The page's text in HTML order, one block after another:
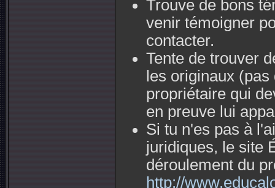
Trouve de bons
venir témoigner
contacter.
Tente de trouver
les originaux
propriétaire qui
en preuve lui
Si tu n'es pas à
juridiques, le site
déroulement du
http://